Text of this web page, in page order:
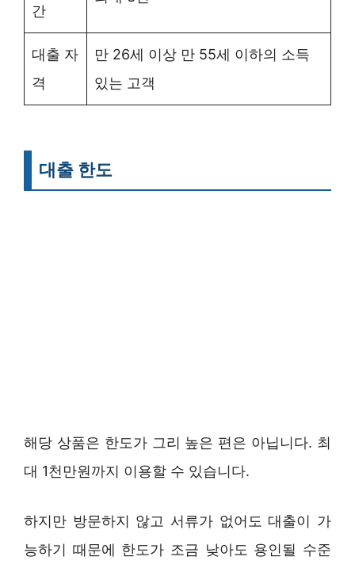
간
대출 자
격
만 26세 이상 만 55세 이하의 소득
있는 고객
대출 한도
해당 상품은 한도가 그리 높은 편은 아닙니다. 최
대 1천만원까지 이용할 수 있습니다.
하지만 방문하지 않고 서류가 없어도 대출이 가
능하기 때문에 한도가 조금 낮아도 용인될 수준